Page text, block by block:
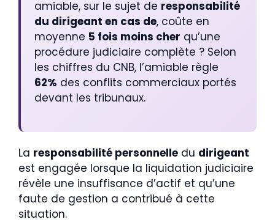
amiable, sur le sujet de responsabilité
du dirigeant en cas de, coûte en
moyenne 5 fois moins cher qu’une
procédure judiciaire complète ? Selon
les chiffres du CNB, l’amiable règle
62% des conflits commerciaux portés
devant les tribunaux.
La responsabilité personnelle du dirigeant
est engagée lorsque la liquidation judiciaire
révèle une insuffisance d’actif et qu’une
faute de gestion a contribué à cette
situation.